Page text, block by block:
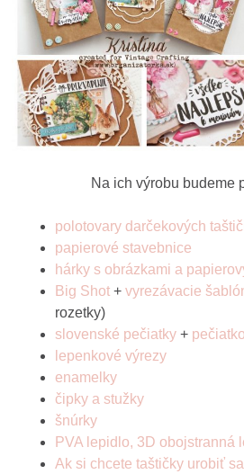
Na ich výrobu budeme
polotovary darčekových
papierové stavebnice
hárky s obrázkami a
Big Shot+vyrezávacie
rozetky)
slovenské pečiatky+
lepenkové výrezy
enamelky
čipky a stužky
šnúrky
PVA lepidlo, 3D obojstranná
Ak si chcete taštičky urobiť